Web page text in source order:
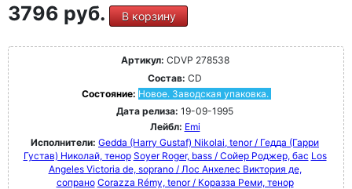
3796 руб. В корзину
Артикул: CDVP 278538
Состав: CD
Состояние: Новое. Заводская упаковка.
Дата релиза: 19-09-1995
Лейбл: Emi
Исполнители: Gedda (Harry Gustaf) Nikolai, tenor / Гедда (Гарри
Густав) Николай, тенор Soyer Roger, bass / Сойер Роджер, бас Los
Angeles Victoria de, soprano / Лос Анхелес Виктория де,
сопрано Corazza Rémy, tenor / Коразза Реми, тенор